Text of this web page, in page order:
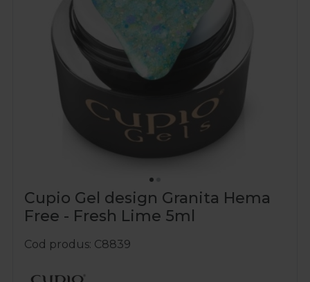
Cupio Gel design Granita Hema
Free - Fresh Lime 5ml
Cod produs C8839